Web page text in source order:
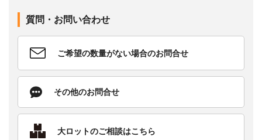
質問・お問い合わせ
ご希望の数量がない場合のお問合せ
その他のお問合せ
大ロットのご相談はこちら